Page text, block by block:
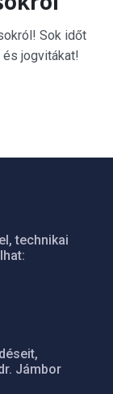
Sok időt
és jogvitákat!
technikai
Jámbor